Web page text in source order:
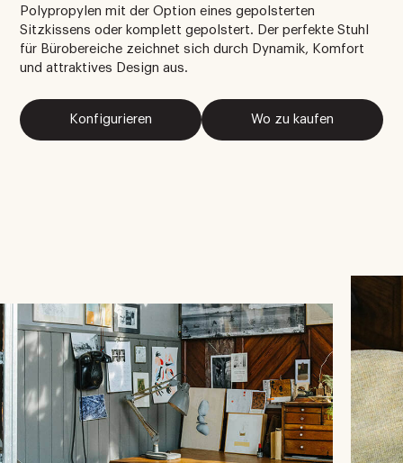
Polypropylen mit der Option eines gepolsterten
Sitzkissens oder komplett gepolstert. Der perfekte Stuhl
für Bürobereiche zeichnet sich durch Dynamik, Komfort
und attraktives Design aus.
Konfigurieren Wo zu kaufen